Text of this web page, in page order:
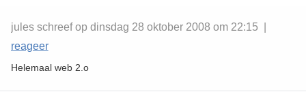
jules schreef op dinsdag 28 oktober 2008 om 22:15 |
reageer
Helemaal web 2.o